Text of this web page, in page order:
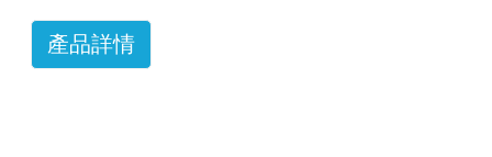
產品詳情